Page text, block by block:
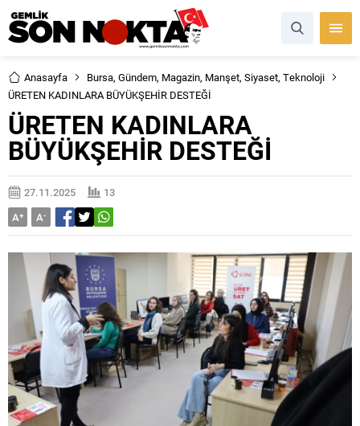
Anasayfa Bursa, Gündem, Magazin, Manşet, Siyaset, Teknoloji
ÜRETEN KADINLARA BÜYÜKŞEHİR DESTEĞİ
ÜRETEN KADINLARA
BÜYÜKŞEHİR DESTEĞİ
27.11.2025
13
A+ A-